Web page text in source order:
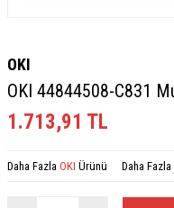
OKI
OKI 44844508-C831
1.713,91 TL
Daha Fazla OKI Ürünü Daha Fazla